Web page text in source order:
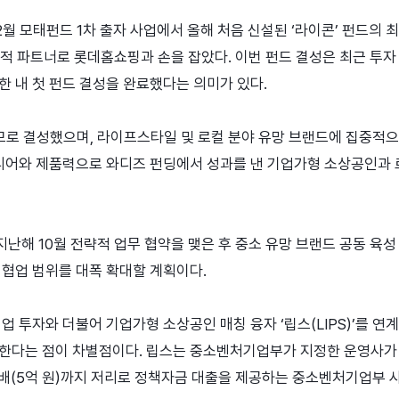
모태펀드 1차 출자 사업에서 올해 처음 신설된 ‘라이콘’ 펀드의
파트너로 롯데홈쇼핑과 손을 잡았다. 이번 펀드 결성은 최근 투
내 첫 펀드 결성을 완료했다는 의미가 있다.
결성했으며, 라이프스타일 및 로컬 분야 유망 브랜드에 집중적
와 제품력으로 와디즈 펀딩에서 성과를 낸 기업가형 소상공인과
난해 10월 전략적 업무 협약을 맺은 후 중소 유망 브랜드 공동 육
업 범위를 대폭 확대할 계획이다.
투자와 더불어 기업가형 소상공인 매칭 융자 ‘립스(LIPS)’를 연
다는 점이 차별점이다. 립스는 중소벤처기업부가 지정한 운영사
(5억 원)까지 저리로 정책자금 대출을 제공하는 중소벤처기업부